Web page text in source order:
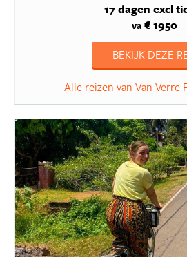
17 dagen excl
va € 1950
BEKIJK DEZE
Alle reizen van Van Verre